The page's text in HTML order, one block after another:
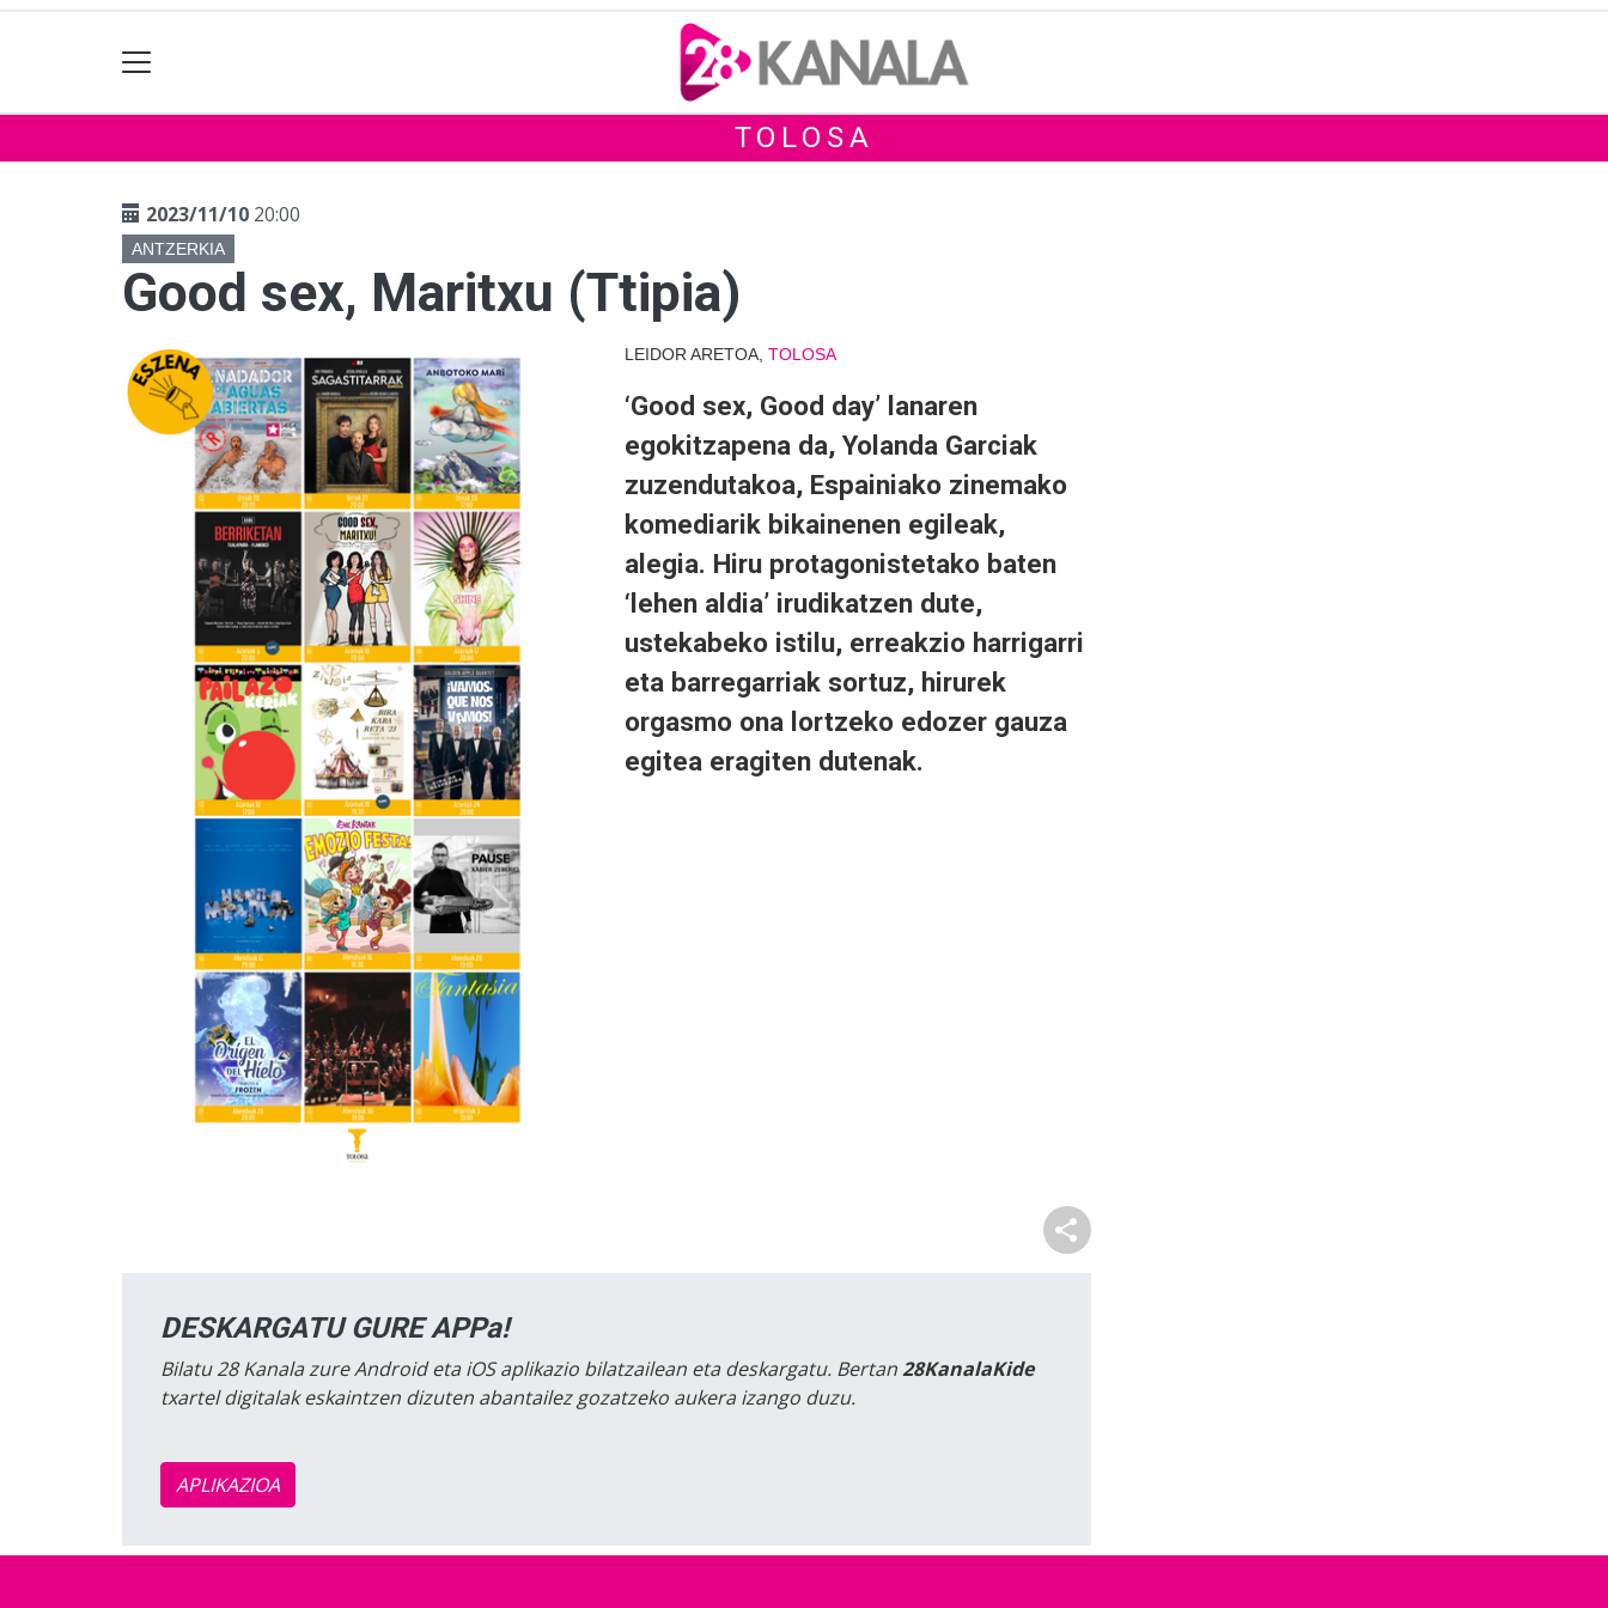
TOLOSA
2023/11/10 20:00
ANTZERKIA
Good sex, Maritxu (Ttipia)
LEIDOR ARETOA, TOLOSA
‘Good sex, Good day’ lanaren
egokitzapena da, Yolanda Garciak
zuzendutakoa, Espainiako zinemako
komediarik bikainenen egileak,
alegia. Hiru protagonistetako baten
‘lehen aldia’ irudikatzen dute,
ustekabeko istilu, erreakzio harrigarri
eta barregarriak sortuz, hirurek
orgasmo ona lortzeko edozer gauza
egitea eragiten dutenak.
DESKARGATU GURE APPa!
Bilatu 28 Kanala zure Android eta iOS aplikazio bilatzailean eta deskargatu. Bertan28KanalaKide
txartel digitalak eskaintzen dizuten abantailez gozatzeko aukera izango duzu.
APLIKAZIOA